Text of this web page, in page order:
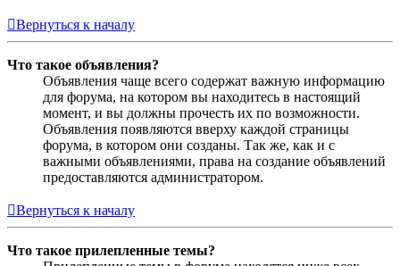
Вернуться к началу
Что такое объявления?
Объявления чаще всего содержат важную информацию
для форума, на котором вы находитесь в настоящий
момент, и вы должны прочесть их по возможности.
Объявления появляются вверху каждой страницы
форума, в котором они созданы. Так же, как и с
важными объявлениями, права на создание объявлений
предоставляются администратором.
Вернуться к началу
Что такое прилепленные темы?